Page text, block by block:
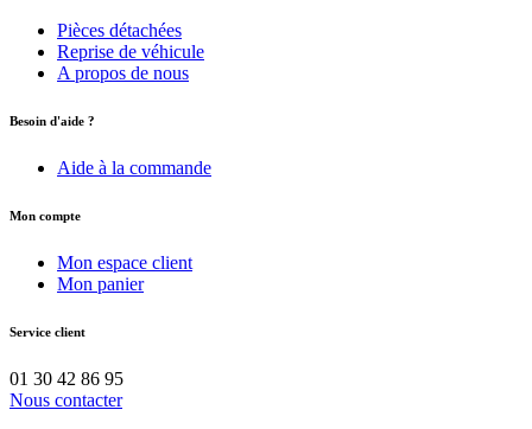
Pièces détachées
Reprise de véhicule
A propos de nous
Besoin d'aide ?
Aide à la commande
Mon compte
Mon espace client
Mon panier
Service client
01 30 42 86 95
Nous contacter